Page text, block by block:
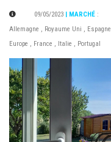
09/05/2023 | MARCHÉ :
Allemagne , Royaume Uni , Espagne
Europe , France , Italie , Portugal